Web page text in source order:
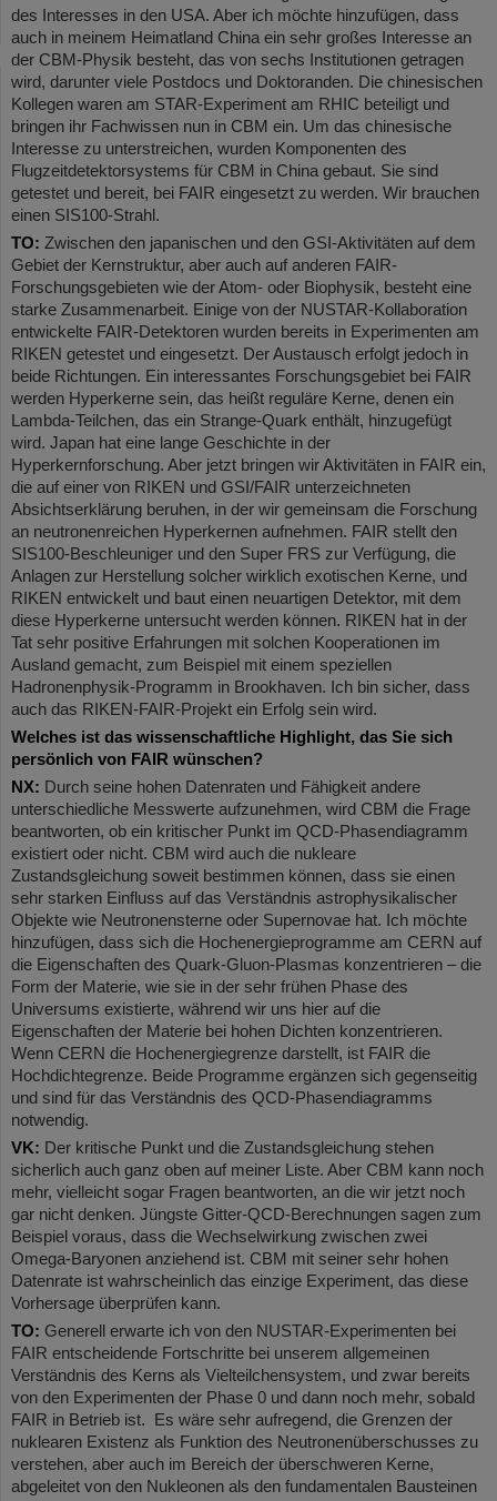
des Interesses in den USA. Aber ich möchte hinzufügen, dass
auch in meinem Heimatland China ein sehr großes Interesse an
der CBM-Physik besteht, das von sechs Institutionen getragen
wird, darunter viele Postdocs und Doktoranden. Die chinesischen
Kollegen waren am STAR-Experiment am RHIC beteiligt und
bringen ihr Fachwissen nun in CBM ein. Um das chinesische
Interesse zu unterstreichen, wurden Komponenten des
Flugzeitdetektorsystems für CBM in China gebaut. Sie sind
getestet und bereit, bei FAIR eingesetzt zu werden. Wir brauchen
einen SIS100-Strahl.
TO: Zwischen den japanischen und den GSI-Aktivitäten auf dem
Gebiet der Kernstruktur, aber auch auf anderen FAIR-
Forschungsgebieten wie der Atom- oder Biophysik, besteht eine
starke Zusammenarbeit. Einige von der NUSTAR-Kollaboration
entwickelte FAIR-Detektoren wurden bereits in Experimenten am
RIKEN getestet und eingesetzt. Der Austausch erfolgt jedoch in
beide Richtungen. Ein interessantes Forschungsgebiet bei FAIR
werden Hyperkerne sein, das heißt reguläre Kerne, denen ein
Lambda-Teilchen, das ein Strange-Quark enthält, hinzugefügt
wird. Japan hat eine lange Geschichte in der
Hyperkernforschung. Aber jetzt bringen wir Aktivitäten in FAIR ein,
die auf einer von RIKEN und GSI/FAIR unterzeichneten
Absichtserklärung beruhen, in der wir gemeinsam die Forschung
an neutronenreichen Hyperkernen aufnehmen. FAIR stellt den
SIS100-Beschleuniger und den Super FRS zur Verfügung, die
Anlagen zur Herstellung solcher wirklich exotischen Kerne, und
RIKEN entwickelt und baut einen neuartigen Detektor, mit dem
diese Hyperkerne untersucht werden können. RIKEN hat in der
Tat sehr positive Erfahrungen mit solchen Kooperationen im
Ausland gemacht, zum Beispiel mit einem speziellen
Hadronenphysik-Programm in Brookhaven. Ich bin sicher, dass
auch das RIKEN-FAIR-Projekt ein Erfolg sein wird.
Welches ist das wissenschaftliche Highlight, das Sie sich
persönlich von FAIR wünschen?
NX: Durch seine hohen Datenraten und Fähigkeit andere
unterschiedliche Messwerte aufzunehmen, wird CBM die Frage
beantworten, ob ein kritischer Punkt im QCD-Phasendiagramm
existiert oder nicht. CBM wird auch die nukleare
Zustandsgleichung soweit bestimmen können, dass sie einen
sehr starken Einfluss auf das Verständnis astrophysikalischer
Objekte wie Neutronensterne oder Supernovae hat. Ich möchte
hinzufügen, dass sich die Hochenergieprogramme am CERN auf
die Eigenschaften des Quark-Gluon-Plasmas konzentrieren – die
Form der Materie, wie sie in der sehr frühen Phase des
Universums existierte, während wir uns hier auf die
Eigenschaften der Materie bei hohen Dichten konzentrieren.
Wenn CERN die Hochenergiegrenze darstellt, ist FAIR die
Hochdichtegrenze. Beide Programme ergänzen sich gegenseitig
und sind für das Verständnis des QCD-Phasendiagramms
notwendig.
VK: Der kritische Punkt und die Zustandsgleichung stehen
sicherlich auch ganz oben auf meiner Liste. Aber CBM kann noch
mehr, vielleicht sogar Fragen beantworten, an die wir jetzt noch
gar nicht denken. Jüngste Gitter-QCD-Berechnungen sagen zum
Beispiel voraus, dass die Wechselwirkung zwischen zwei
Omega-Baryonen anziehend ist. CBM mit seiner sehr hohen
Datenrate ist wahrscheinlich das einzige Experiment, das diese
Vorhersage überprüfen kann.
TO: Generell erwarte ich von den NUSTAR-Experimenten bei
FAIR entscheidende Fortschritte bei unserem allgemeinen
Verständnis des Kerns als Vielteilchensystem, und zwar bereits
von den Experimenten der Phase 0 und dann noch mehr, sobald
FAIR in Betrieb ist. Es wäre sehr aufregend, die Grenzen der
nuklearen Existenz als Funktion des Neutronenüberschusses zu
verstehen, aber auch im Bereich der überschweren Kerne,
abgeleitet von den Nukleonen als den fundamentalen Bausteinen